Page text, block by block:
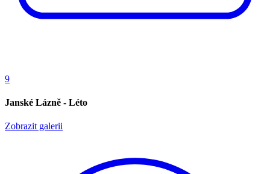
9
Janské Lázně - Léto
Zobrazit galerii